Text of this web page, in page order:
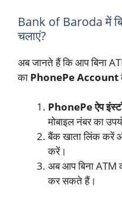
Bank of Baroda में
चलाएं?
अब जानते हैं कि आप बिना
का PhonePe Account
PhonePe ऐप
मोबाइल नंबर का
बैंक खाता लिंक करें
करें।
अब आप बिना ATM
कर सकते हैं।